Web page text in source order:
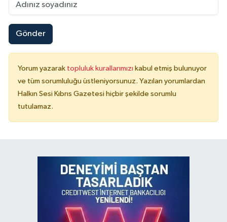
Gönder
Yorum yazarak topluluk kurallarımızı kabul etmiş bulunuyor
ve tüm sorumluluğu üstleniyorsunuz. Yazılan yorumlardan
Halkın Sesi Kıbrıs Gazetesi hiçbir şekilde sorumlu
tutulamaz.